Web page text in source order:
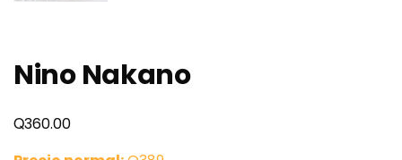
Nino Nakano
Q360.00